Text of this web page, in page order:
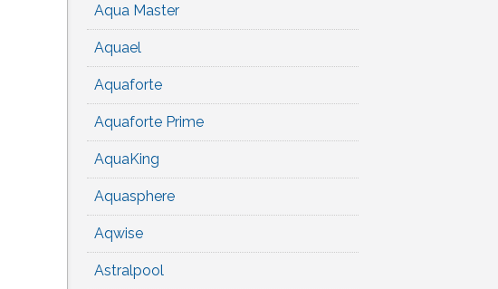
Aqua Master
Aquael
Aquaforte
Aquaforte Prime
AquaKing
Aquasphere
Aqwise
Astralpool